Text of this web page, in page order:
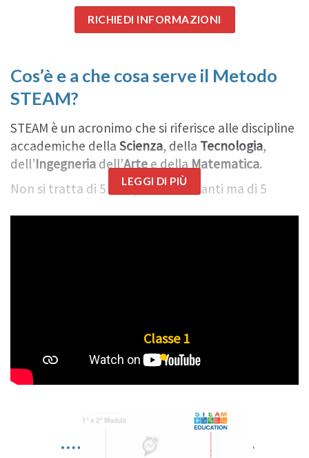
RICHIEDI INFORMAZIONI
Cos’è e a che cosa serve il Metodo
STEAM?
STEAM è un acronimo che si riferisce alle discipline
accademiche della Scienza, della Tecnologia,
dell’Ingegneria dell’Artee dellaMatematica.
Non si tratta di 5 discipline a sé stanti ma di 5
Lo STEAM permette agli studenti di imparare la
differenza tra il sapere e il saper fare, il progettare
e il realizzare, di individuare soluzioni a problemi
alla vita quotidiana. Permette altresì lo sviluppo
pensiero computazionale , lacapacità di
analisi, sintesi e riflessione
LEGGI DI PIÙ
Classe 1